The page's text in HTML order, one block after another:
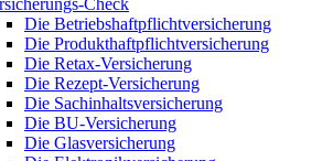
Check
Die Betriebshaftpflichtversicherung
Die Produkthaftpflichtversicherung
Die Retax-Versicherung
Die Rezept-Versicherung
Die Sachinhaltsversicherung
Die BU-Versicherung
Die Glasversicherung